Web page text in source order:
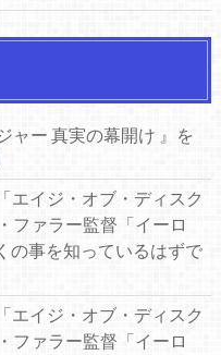
ャー 真実の幕開け 』を
エイジ・オブ・ディスク
ファラー監督「イーロ
の事を知っているはずで
エイジ・オブ・ディスク
ファラー監督「イーロ